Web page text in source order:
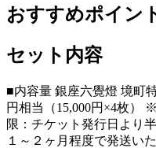
おすすめポイン
セット内容
■内容量 銀座六覺燈 境町
円相当（15,000円×4枚）
限：チケット発行日より
１～２ヶ月程度で発送い